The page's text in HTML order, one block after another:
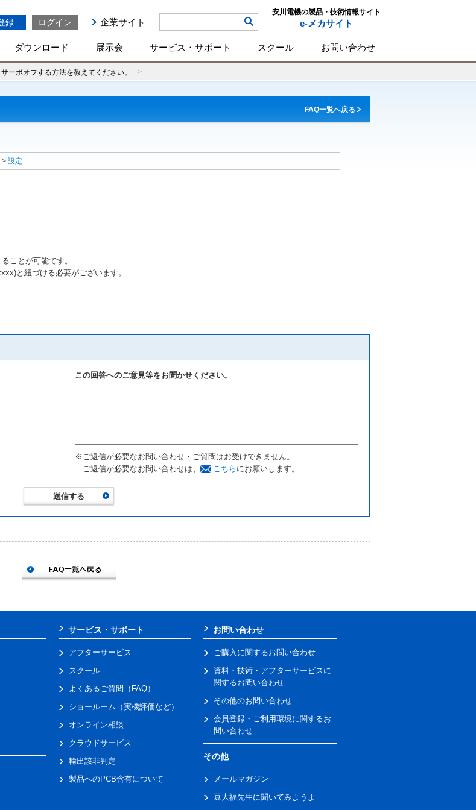
録 ログイン 企業サイト
安川電機の製品・技術情報サイト
e-メカサイト
ダウンロード 展示会 サービス・サポート スクール お問い合わせ
ーボオフする方法を教えてください。
FAQ一覧へ戻る
> 設定
ことが可能です。
と紐づける必要がございます。
この回答へのご意見等をお聞かせください。
※ご返信が必要なお問い合わせ・ご質問はお受けできません。
ご返信が必要なお問い合わせは、
こちら にお願いします。
サービス・サポート
アフターサービス
スクール
よくあるご質問（FAQ）
ショールーム（実機評価など）
オンライン相談
クラウドサービス
輸出該非判定
製品へのPCB含有について
お問い合わせ
ご購入に関するお問い合わせ
資料・技術・アフターサービスに
関するお問い合わせ
その他のお問い合わせ
会員登録・ご利用環境に関するお
問い合わせ
その他
メールマガジン
豆大福先生に聞いてみようよ